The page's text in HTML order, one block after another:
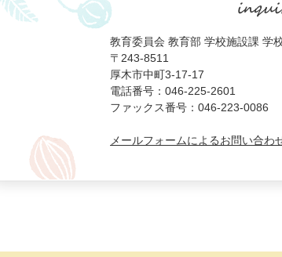
教育委員会 教育部 学校施設課 学
〒243-8511
厚木市中町3-17-17
電話番号：046-225-2601
ファックス番号：046-223-0086
メールフォームによるお問い合わ